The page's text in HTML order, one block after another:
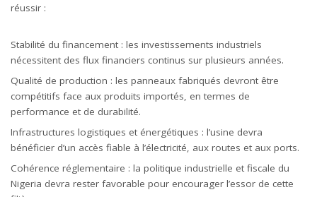
réussir :
Stabilité du financement : les investissements industriels
nécessitent des flux financiers continus sur plusieurs années.
Qualité de production : les panneaux fabriqués devront être
compétitifs face aux produits importés, en termes de
performance et de durabilité.
Infrastructures logistiques et énergétiques : l’usine devra
bénéficier d’un accès fiable à l’électricité, aux routes et aux ports.
Cohérence réglementaire : la politique industrielle et fiscale du
Nigeria devra rester favorable pour encourager l’essor de cette